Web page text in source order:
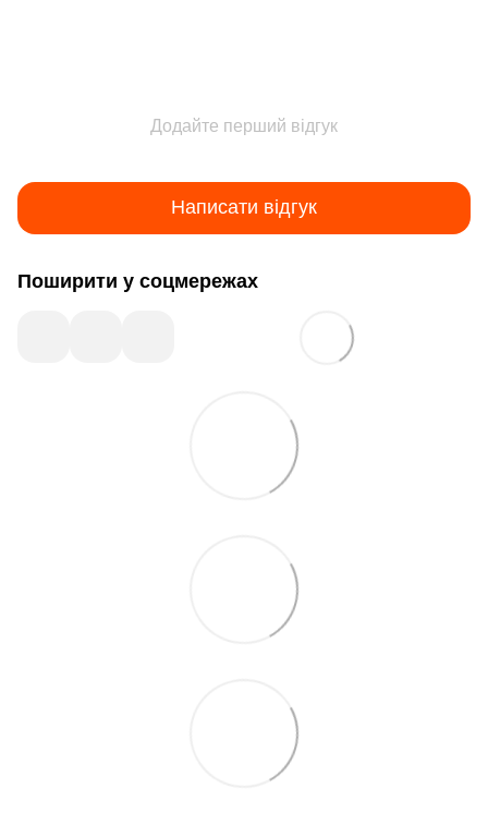
Додайте перший відгук
Написати відгук
Поширити у соцмережах